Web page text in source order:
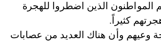
المواطنون الذين اضطروا للهجرة
كثيراً.
وعيهم وأن هناك العديد من عصابات